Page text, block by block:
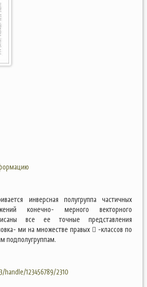
инверсная полугруппа частичных
конечно- мерного векторного
все ее точные представления
ми на множестве правых  -классов по
подполугруппам.
123456789/2310